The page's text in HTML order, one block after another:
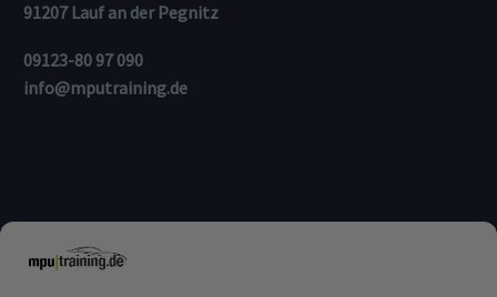
91207 Lauf an der Pegnitz
09123-80 97 090
info@mputraining.de